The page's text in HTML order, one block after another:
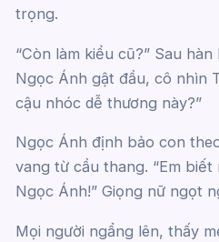
trọng.
“Còn làm kiểu cũ?” Sau
Ngọc Ánh gật đầu, cô nhìn
cậu nhóc dễ thương này?”
Ngọc Ánh định bảo con
vang từ cầu thang. “Em
Ngọc Ánh!” Giọng nữ ngọt
Mọi người ngẩng lên, thấy